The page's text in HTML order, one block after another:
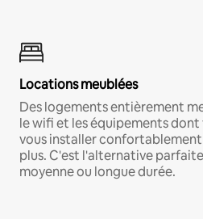
Locations meublées
Des logements entièrement
le wifi et les équipements dont
vous installer
plus. C'est l'alternative
moyenne ou longue durée.